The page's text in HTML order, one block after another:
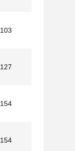
103
127
154
154